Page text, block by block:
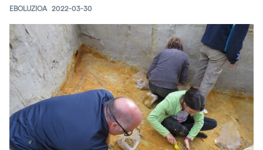
EBOLUZIOA 2022-03-30